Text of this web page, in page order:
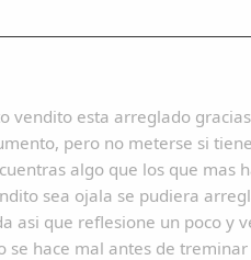
vendito esta arreglado
pero no meterse si
algo que los que mas
sea ojala se pudiera
asi que reflesione un poco y
se hace mal antes de